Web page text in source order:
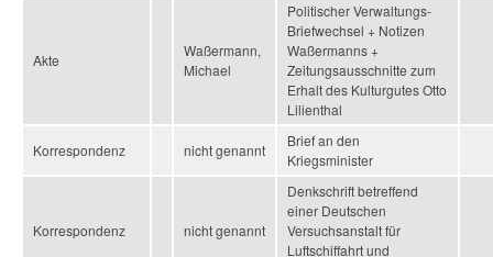
Akte
Waßermann,
Michael
Politischer Verwaltungs-
Briefwechsel + Notizen
Waßermanns +
Zeitungsausschnitte zum
Erhalt des Kulturgutes Otto
Lilienthal
Korrespondenz nicht genannt
Brief an den
Kriegsminister
Korrespondenz nicht genannt
Denkschrift betreffend
einer Deutschen
Versuchsanstalt für
Luftschiffahrt und